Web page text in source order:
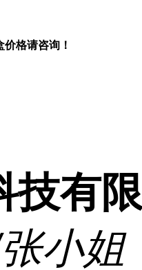
价格请咨询！
技有
小姐